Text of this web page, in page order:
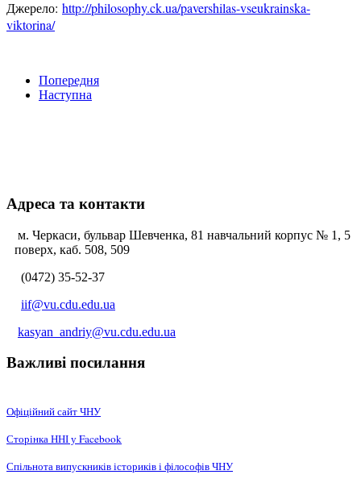
Джерело: http://philosophy.ck.ua/pavershilas-vseukrainska-
viktorina/
Попередня
Наступна
Адреса та контакти
м. Черкаси, бульвар Шевченка, 81 навчальний корпус № 1, 5
поверх, каб. 508, 509
(0472) 35-52-37
iif@vu.cdu.edu.ua
kasyan_andriy@vu.cdu.edu.ua
Важливі посилання
Офіційний сайт ЧНУ
Сторінка ННІ у Facebook
Спільнота випускників істориків і філософів ЧНУ